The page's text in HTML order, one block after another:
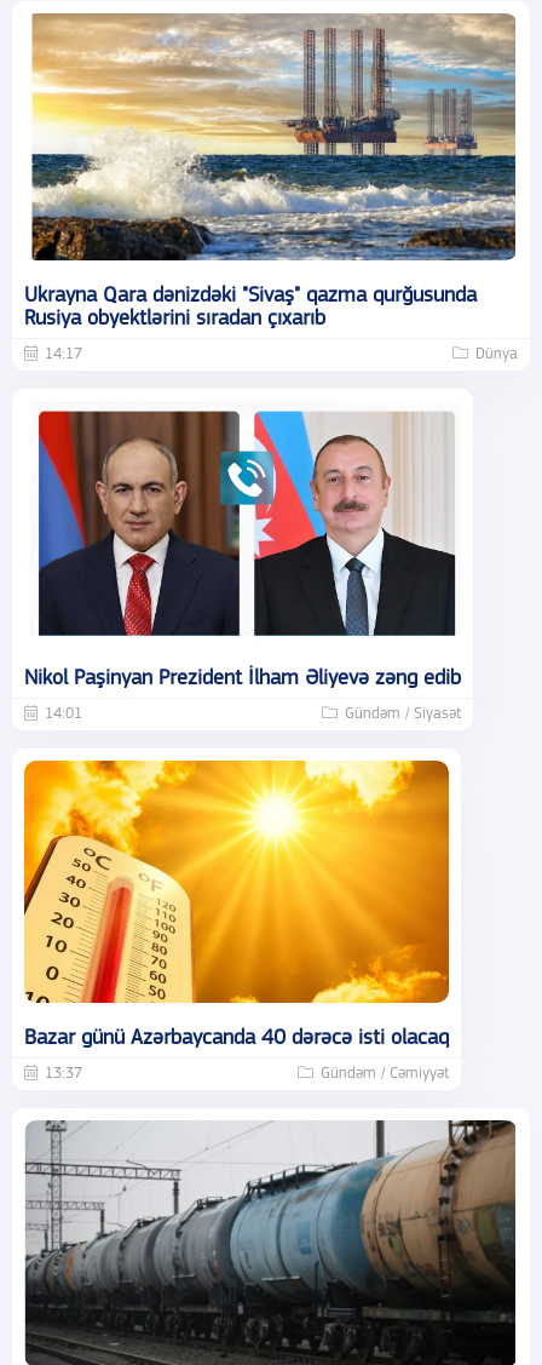
Ukrayna Qara dənizdəki "Sivaş" qazma qurğusunda
Rusiya obyektlərini sıradan çıxarıb
14:17 Dünya
Nikol Paşinyan Prezident İlham Əliyevə zəng edib
14:01 Gündəm / Siyasət
Bazar günü Azərbaycanda 40 dərəcə isti olacaq
13:37 Gündəm / Cəmiyyət